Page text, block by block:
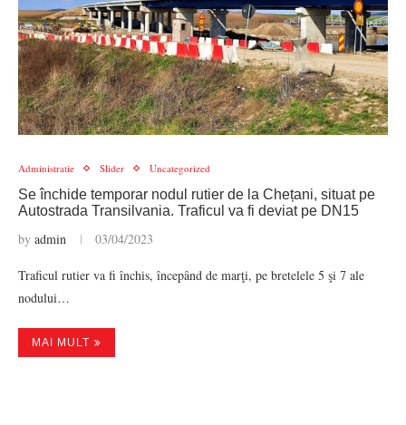
Administratie Slider Uncategorized
Se închide temporar nodul rutier de la Chețani, situat pe
Autostrada Transilvania. Traficul va fi deviat pe DN15
by admin 03/04/2023
Traficul rutier va fi închis, începând de marţi, pe bretelele 5 şi 7 ale
nodului…
MAI MULT